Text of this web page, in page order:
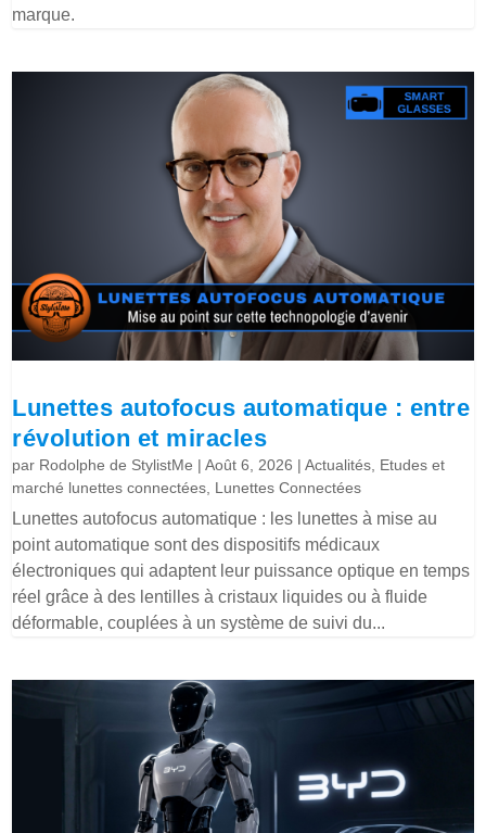
marque.
Lunettes autofocus automatique : entre
révolution et miracles
par Rodolphe de StylistMe |Août 6, 2026 |Actualités, Etudes et
marché lunettes connectées, Lunettes Connectées
Lunettes autofocus automatique : les lunettes à mise au
point automatique sont des dispositifs médicaux
électroniques qui adaptent leur puissance optique en temps
réel grâce à des lentilles à cristaux liquides ou à fluide
déformable, couplées à un système de suivi du...